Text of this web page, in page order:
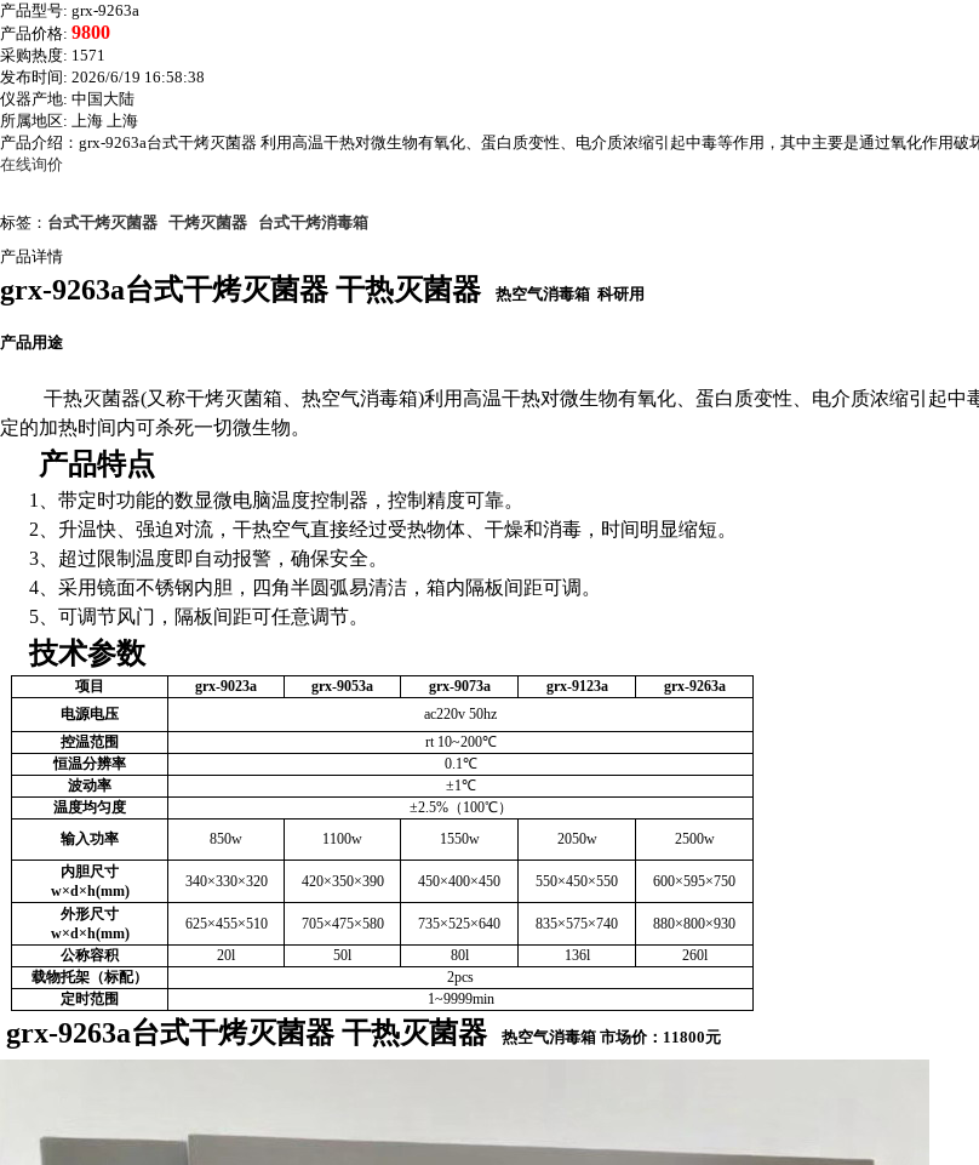
产品型号: grx-9263a
产品价格: 9800
采购热度: 1571
发布时间: 2026/6/19 16:58:38
仪器产地: 中国大陆
所属地区: 上海 上海
产品介绍：grx-9263a台式干烤灭菌器 利用高温干热对微生物有氧化、蛋白质变性、电介质浓缩引起中毒等作用，其中主要是通过氧化作用
在线询价
标签： 台式干烤灭菌器 干烤灭菌器
台式干烤消毒箱
产品详情
grx-9263a台式干烤灭菌器 干热灭菌器 热空气消毒箱 科研用
产品用途
干热灭菌器(又称干烤灭菌箱、热空气消毒箱)利用高温干热对微生物有氧化、蛋白质变性、电介质浓缩引起
定的加热时间内可杀死一切微生物。
产品特点
1
、带定时功能的数显微电脑温度控制器，控制精度可靠。
2 、升温快、强迫对流，干热空气直接经过受热物体、干燥和消毒，时间明显缩短。
3 、超过限制温度即自动报警，确保安全。
4 、采用镜面不锈钢内胆，四角半圆弧易清洁，箱内隔板间距可调。
5 、可调节风门，隔板间距可任意调节。
技术参数
项目 grx-9023a grx-9053a grx-9073a grx-9123a
grx-9263a
电源电压
ac220v 50hz
控温范围
rt 10~200℃
恒温分辨率
0.1℃
波动率
±1℃
温度均匀度
±2.5%（100℃）
输入功率
850w 1100w 1550w 2050w
2500w
内胆尺寸
w×d×h(mm)
340×330×320 420×350×390 450×400×450 550×450×550 600×595×750
外形尺寸
w×d×h(mm)
625×455×510 705×475×580 735×525×640 835×575×740 880×800×930
公称容积
20l 50l 80l 136l
260l
载物托架（标配）
2pcs
定时范围
1~9999min
grx-9263a台式干烤灭菌器 干热灭菌器 热空气消毒箱 市场价：11800元